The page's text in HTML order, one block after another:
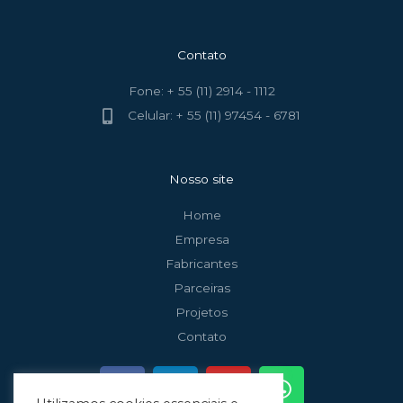
Contato
Fone: + 55 (11) 2914 - 1112
Celular: + 55 (11) 97454 - 6781
Nosso site
Home
Empresa
Fabricantes
Parceiras
Projetos
Contato
F
L
Y
W